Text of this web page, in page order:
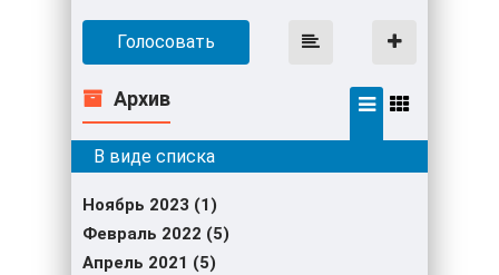
Голосовать
Архив
Ноябрь 2023 (1)
Февраль 2022 (5)
Апрель 2021 (5)